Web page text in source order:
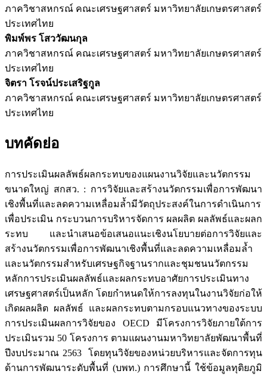
ภาควิชาสหกรณ์ คณะเศรษฐศาสตร์ มหาวิทยาลัยเกษตรศาสตร์
ประเทศไทย
พิมพ์พร โสววัฒนกุล
ภาควิชาสหกรณ์ คณะเศรษฐศาสตร์ มหาวิทยาลัยเกษตรศาสตร์
ประเทศไทย
จิตรา โรจน์ประเสริฐกูล
ภาควิชาสหกรณ์ คณะเศรษฐศาสตร์ มหาวิทยาลัยเกษตรศาสตร์
ประเทศไทย
บทคัดย่อ
การประเมินผลลัพธ์ผลกระทบของแผนงานวิจัยและนวัตกรรม
ขนาดใหญ่ สกสว. : การวิจัยและสร้างนวัตกรรมเพื่อการพัฒนา
เชิงพื้นที่และลดความเหลื่อมล้ำมีวัตถุประสงค์ในการดำเนินการ
เพื่อประเมิน กระบวนการบริหารจัดการ ผลผลิต ผลลัพธ์และผลก
ระทบ และนำเสนอข้อเสนอแนะเชิงนโยบายต่อการวิจัยและ
สร้างนวัตกรรมเพื่อการพัฒนาเชิงพื้นที่และลดความเหลื่อมล้ำ
และนวัตกรรมสำหรับเศรษฐกิจฐานรากและชุมชนนวัตกรรม
หลักการประเมินผลลัพธ์และผลกระทบอาศัยการประเมินทาง
เศรษฐศาสตร์เป็นหลัก โดยกำหนดให้การลงทุนในงานวิจัยก่อให้
เกิดผลผลิต ผลลัพธ์ และผลกระทบตามกรอบแนวทางของระบบ
การประเมินผลการวิจัยของ OECD มีโครงการวิจัยภายใต้การ
ประเมินรวม 50 โครงการ ตามแผนงานมหาวิทยาลัยพัฒนาพื้นที่
ปีงบประมาณ 2563 โดยทุนวิจัยของหน่วยบริหารและจัดการทุน
ด้านการพัฒนาระดับพื้นที่ (บพท.) การศึกษานี้ ใช้ข้อมูลทุติยภูมิ